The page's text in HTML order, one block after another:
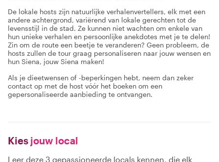
De lokale hosts zijn natuurlijke verhalenvertellers, elk met een
andere achtergrond, variërend van lokale gerechten tot de
levensstijl in de stad. Ze kunnen niet wachten om enkele van
hun unieke verhalen en persoonlijke anekdotes met je te delen!
Zin om de route een beetje te veranderen? Geen probleem, de
hosts zullen de tour graag personaliseren naar jouw wensen en
hun Siena, jouw Siena maken!
Als je dieetwensen of -beperkingen hebt, neem dan zeker
contact op met de host vóór het boeken om een
gepersonaliseerde aanbieding te ontvangen.
Kies jouw local
Leer deze 3 gepassioneerde locals kennen, die elk